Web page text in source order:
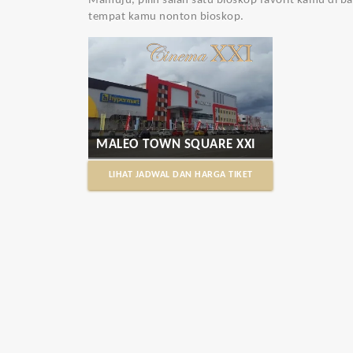
tempat kamu nonton bioskop.
MALEO TOWN SQUARE XXI
LIHAT JADWAL DAN HARGA TIKET